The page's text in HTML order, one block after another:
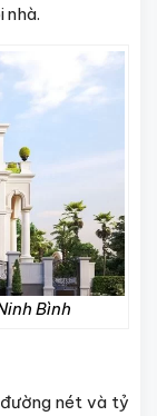
nhà.
Bình
nét và tỷ